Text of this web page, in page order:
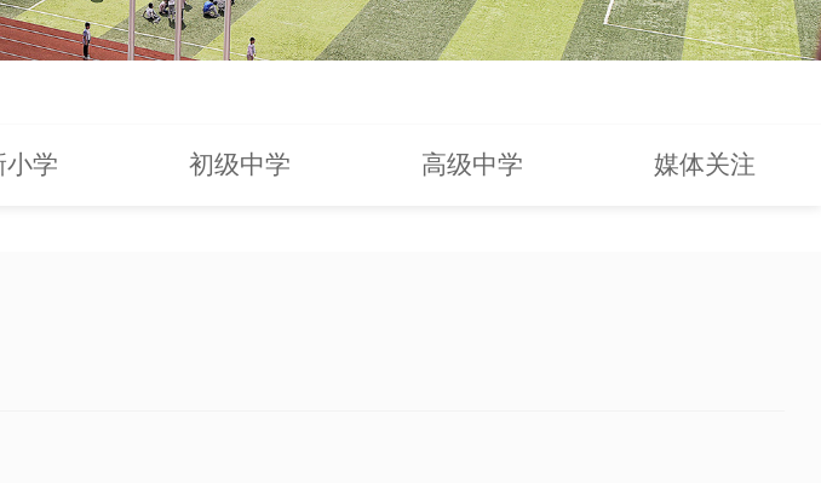
小学 初级中学 高级中学 媒体关注